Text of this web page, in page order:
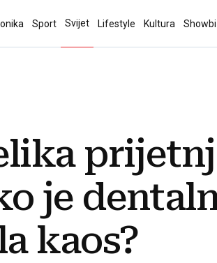
Sport Svijet Lifestyle Kultura
je
kaos?